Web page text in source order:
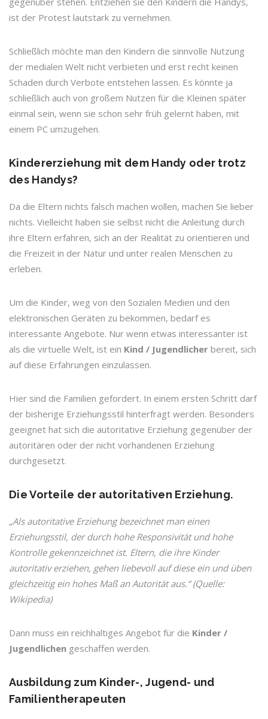
ist der Protest lautstark zu vernehmen.
Schließlich möchte man den Kindern die sinnvolle Nutzung
der medialen Welt nicht verbieten und erst recht keinen
Schaden durch Verbote entstehen lassen. Es könnte ja
schließlich auch von großem Nutzen für die Kleinen später
einmal sein, wenn sie schon sehr früh gelernt haben, mit
einem PC umzugehen.
Kindererziehung mit dem Handy oder trotz
des Handys?
Da die Eltern nichts falsch machen wollen, machen Sie lieber
nichts. Vielleicht haben sie selbst nicht die Anleitung durch
ihre Eltern erfahren, sich an der Realität zu orientieren und
die Freizeit in der Natur und unter realen Menschen zu
erleben.
Um die Kinder, weg von den Sozialen Medien und den
elektronischen Geräten zu bekommen, bedarf es
interessante Angebote. Nur wenn etwas interessanter ist
als die virtuelle Welt, ist ein Kind / Jugendlicher bereit, sich
auf diese Erfahrungen einzulassen.
Hier sind die Familien gefordert. In einem ersten Schritt darf
der bisherige Erziehungsstil hinterfragt werden. Besonders
geeignet hat sich die autoritative Erziehung gegenüber der
autoritären oder der nicht vorhandenen Erziehung
durchgesetzt.
Die Vorteile der autoritativen Erziehung.
„Als autoritative Erziehung bezeichnet man einen
Erziehungsstil, der durch hohe Responsivität und hohe
Kontrolle gekennzeichnet ist. Eltern, die ihre Kinder
autoritativ erziehen, gehen liebevoll auf diese ein und üben
gleichzeitig ein hohes Maß an Autorität aus.“ (Quelle:
Wikipedia)
Dann muss ein reichhaltiges Angebot für die Kinder /
Jugendlichen geschaffen werden.
Ausbildung zum Kinder-, Jugend- und
Familientherapeuten